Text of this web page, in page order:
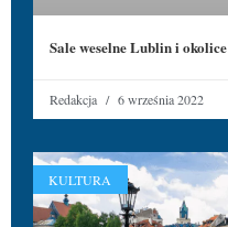
Sale weselne Lublin i okolice
Redakcja 6 września 2022
KULTURA